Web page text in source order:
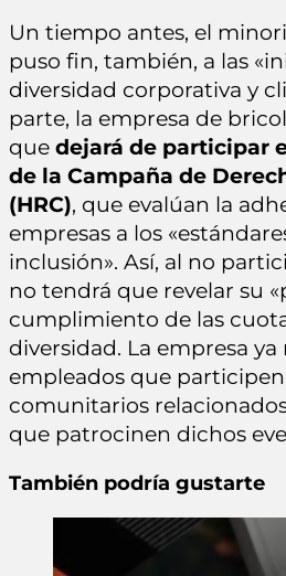
Un tiempo antes, el
puso fin, también, a las
diversidad corporativa y
parte, la empresa de
que dejará de participar
de la Campaña de
(HRC), que evalúan la
empresas a los
inclusión». Así, al no
no tendrá que revelar su
cumplimiento de las
diversidad. La empresa ya
empleados que
comunitarios
que patrocinen dichos
También podría gustarte